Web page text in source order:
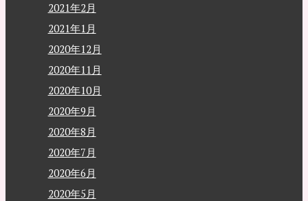
2021年2月
2021年1月
2020年12月
2020年11月
2020年10月
2020年9月
2020年8月
2020年7月
2020年6月
2020年5月